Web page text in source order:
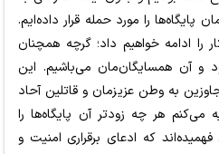
را مورد حمله قرار داده‌ایم.
را ادامه خواهیم داد؛ گرچه همچنان
و آن همسایگان‌مان می‌باشیم. این
به وطن عزیزمان و قاتلین آحاد
هر چه زودتر آن پایگاه‌ها را
که ادعای برقراری امنیت و